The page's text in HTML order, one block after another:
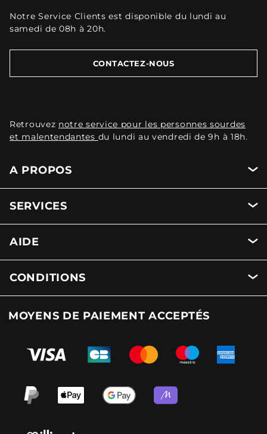
Notre Service Clients est disponible du lundi au
samedi de 08h à 20h.
CONTACTEZ-NOUS
Retrouvez notre service pour les personnes sourdes
et malentendantes du lundi au vendredi de 9h à 18h.
A PROPOS
SERVICES
AIDE
CONDITIONS
MOYENS DE PAIEMENT ACCEPTÉS